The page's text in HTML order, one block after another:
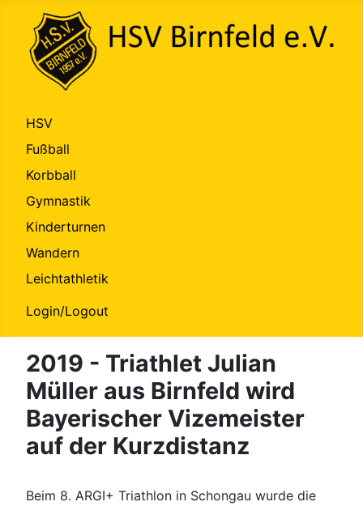
HSV
Fußball
Korbball
Gymnastik
Kinderturnen
Wandern
Leichtathletik
Login/Logout
2019 - Triathlet Julian
Müller aus Birnfeld wird
Bayerischer Vizemeister
auf der Kurzdistanz
Beim 8. ARGI+ Triathlon in Schongau wurde die